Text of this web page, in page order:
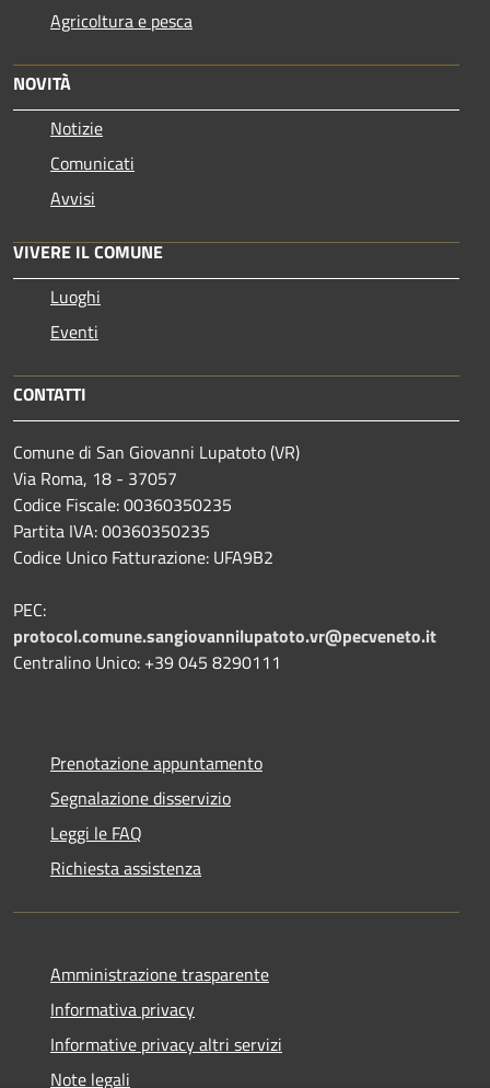
Agricoltura e pesca
NOVITÀ
Notizie
Comunicati
Avvisi
VIVERE IL COMUNE
Luoghi
Eventi
CONTATTI
Comune di San Giovanni Lupatoto (VR)
Via Roma, 18 - 37057
Codice Fiscale: 00360350235
Partita IVA: 00360350235
Codice Unico Fatturazione: UFA9B2
PEC:
protocol.comune.sangiovannilupatoto.vr@pecveneto.it
Centralino Unico: +39 045 8290111
Prenotazione appuntamento
Segnalazione disservizio
Leggi le FAQ
Richiesta assistenza
Amministrazione trasparente
Informativa privacy
Informative privacy altri servizi
Note legali